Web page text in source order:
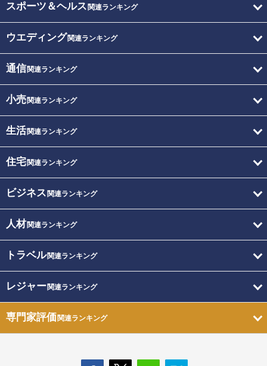
スポーツ＆ヘルス 関連ランキング
ウエディング関連ランキング
通信関連ランキング
小売関連ランキング
生活関連ランキング
住宅関連ランキング
ビジネス 関連ランキング
人材関連ランキング
トラベル関連ランキング
レジャー関連ランキング
専門家評価関連ランキング